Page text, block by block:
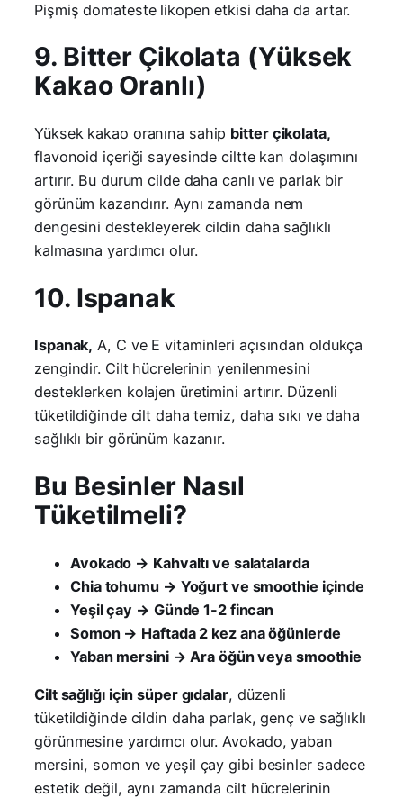
Pişmiş domateste likopen etkisi daha da artar.
9. Bitter Çikolata (Yüksek
Kakao Oranlı)
Yüksek kakao oranına sahip bitter çikolata,
flavonoid içeriği sayesinde ciltte kan dolaşımını
artırır. Bu durum cilde daha canlı ve parlak bir
görünüm kazandırır. Aynı zamanda nem
dengesini destekleyerek cildin daha sağlıklı
kalmasına yardımcı olur.
10. Ispanak
Ispanak, A, C ve E vitaminleri açısından oldukça
zengindir. Cilt hücrelerinin yenilenmesini
desteklerken kolajen üretimini artırır. Düzenli
tüketildiğinde cilt daha temiz, daha sıkı ve daha
sağlıklı bir görünüm kazanır.
Bu Besinler Nasıl
Tüketilmeli?
Avokado → Kahvaltı ve salatalarda
Chia tohumu → Yoğurt ve smoothie içinde
Yeşil çay → Günde 1-2 fincan
Somon → Haftada 2 kez ana öğünlerde
Yaban mersini → Ara öğün veya smoothie
Cilt sağlığı için süper gıdalar, düzenli
tüketildiğinde cildin daha parlak, genç ve sağlıklı
görünmesine yardımcı olur. Avokado, yaban
mersini, somon ve yeşil çay gibi besinler sadece
estetik değil, aynı zamanda cilt hücrelerinin